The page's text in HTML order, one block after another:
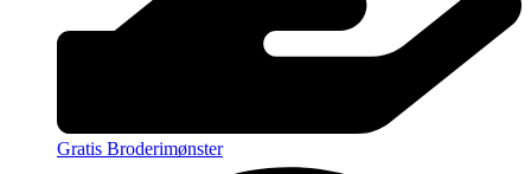
Gratis Broderimønster